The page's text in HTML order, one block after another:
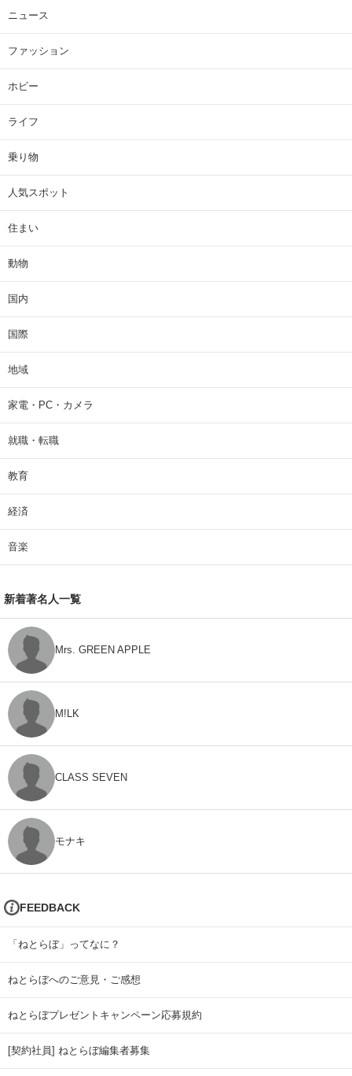
ニュース
ファッション
ホビー
ライフ
乗り物
人気スポット
住まい
動物
国内
国際
地域
家電・PC・カメラ
就職・転職
教育
経済
音楽
新着著名人一覧
Mrs. GREEN APPLE
M!LK
CLASS SEVEN
モナキ
FEEDBACK
「ねとらぼ」ってなに？
ねとらぼへのご意見・ご感想
ねとらぼプレゼントキャンペーン応募規約
[契約社員] ねとらぼ編集者募集